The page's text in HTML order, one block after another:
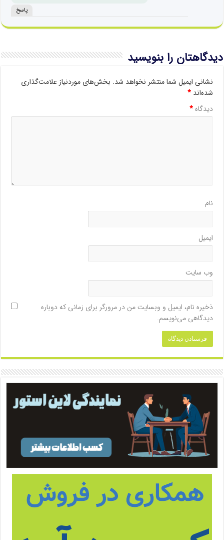
پاسخ
دیدگاهتان را بنویسید
نشانی ایمیل شما منتشر نخواهد شد. بخش‌های موردنیاز علامت‌گذاری
شده‌اند*
دیدگاه*
نام
ایمیل
وب‌ سایت
ذخیره نام، ایمیل و وبسایت من در مرورگر برای زمانی که دوباره
دیدگاهی می‌نویسم.